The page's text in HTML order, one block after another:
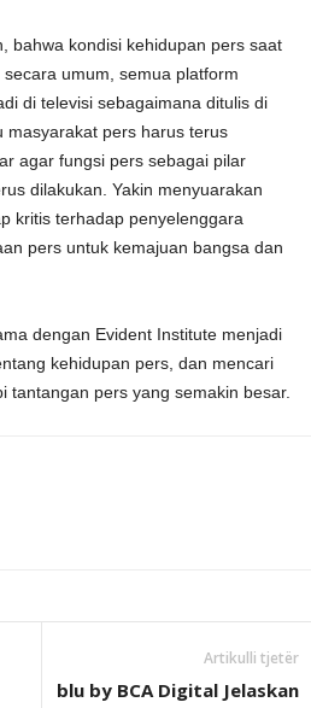
bahwa kondisi kehidupan pers saat
umum, semua platform
di televisi sebagaimana ditulis di
masyarakat pers harus terus
agar fungsi pers sebagai pilar
dilakukan. Yakin menyuarakan
kritis terhadap penyelenggara
pers untuk kemajuan bangsa dan
dengan Evident Institute menjadi
kehidupan pers, dan mencari
tantangan pers yang semakin besar.
Artikulli tjetër
blu by BCA Digital Jelaskan